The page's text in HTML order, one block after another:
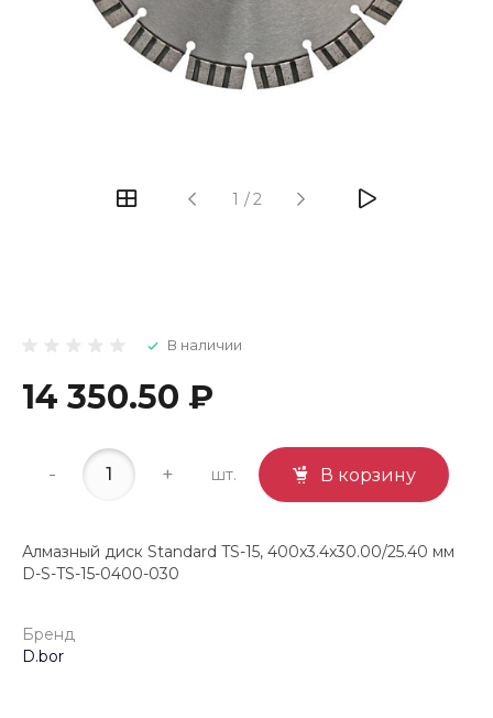
1 /2
В наличии
14 350.50 ₽
- + шт. В корзину
Алмазный диск Standard TS-15, 400x3.4x30.00/25.40 мм
D-S-TS-15-0400-030
Бренд
D.bor